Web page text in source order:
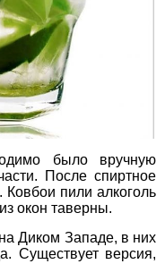
было вручную
После спиртное
Ковбои пили алкоголь
окон таверны.
Диком Западе, в них
Существует версия,